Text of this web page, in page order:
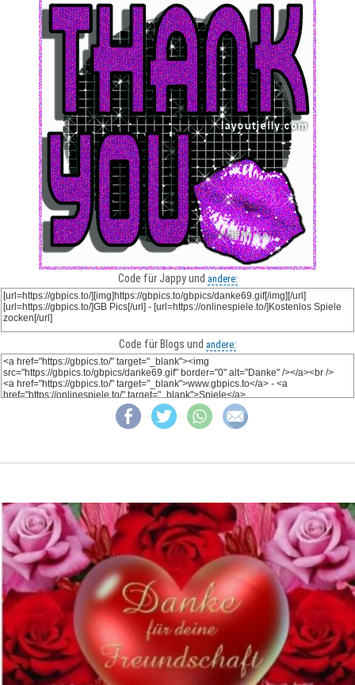
Code für Jappy und andere:
Code für Blogs und andere: